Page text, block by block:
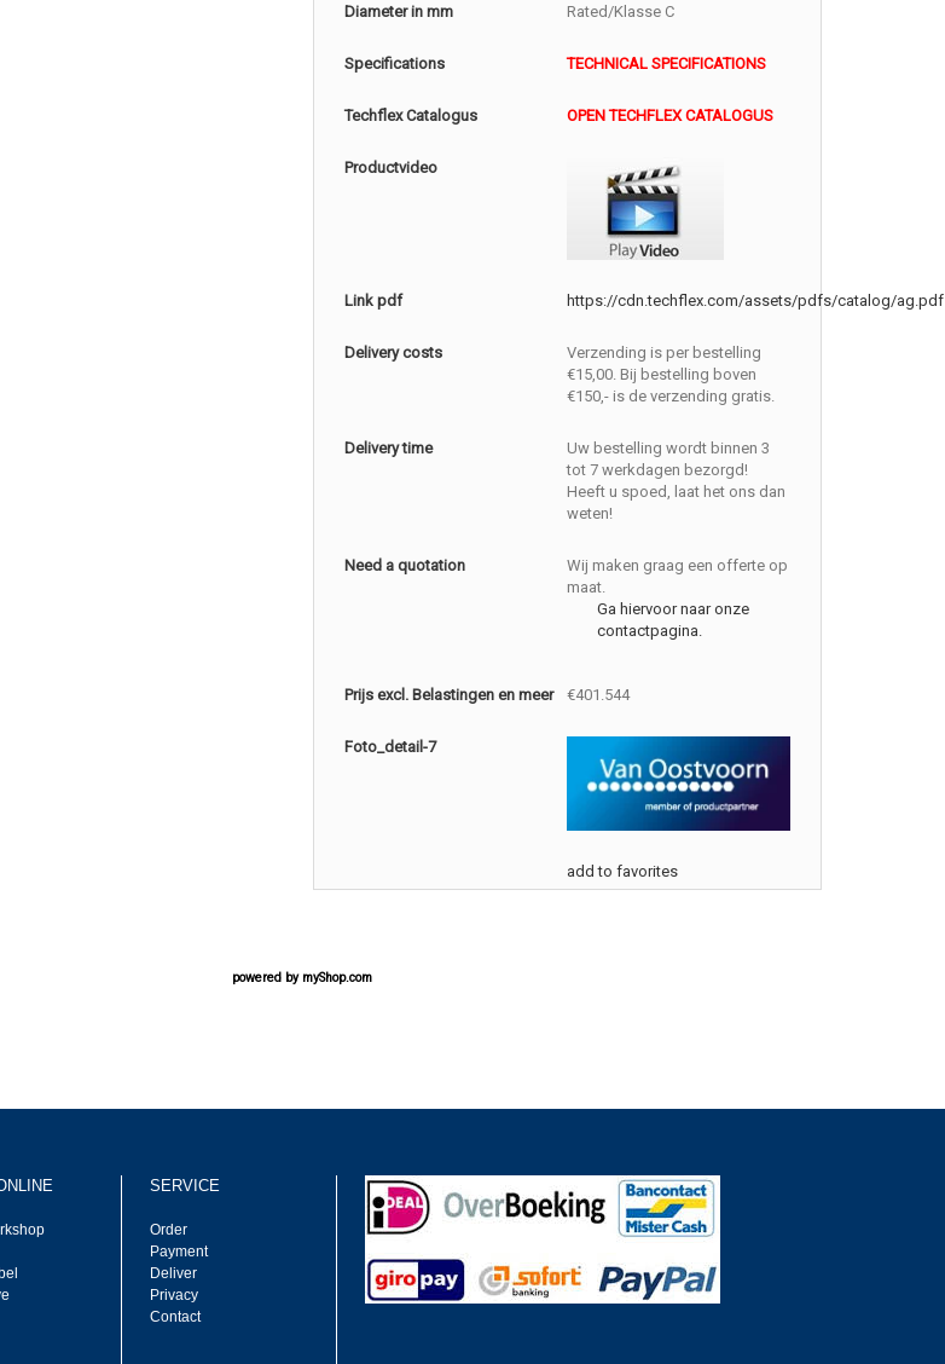
Diameter in mm Rated/Klasse C
Specifications TECHNICAL SPECIFICATIONS
Techflex Catalogus OPEN TECHFLEX CATALOGUS
Productvideo
Link pdf https://cdn.techflex.com/assets/pdfs/catalog/ag.pdf
Delivery costs
Verzending is per bestelling
€15,00. Bij bestelling boven
€150,- is de verzending gratis.
Delivery time
Uw bestelling wordt binnen 3
tot 7 werkdagen bezorgd!
Heeft u spoed, laat het ons dan
weten!
Need a quotation
Wij maken graag een offerte op
maat.
Ga hiervoor naar onze
contactpagina.
Prijs excl. Belastingen en meer €401.544
Foto_detail-7
add to favorites
powered by myShop.com
SERVICE
Order
Payment
Deliver
Privacy
Contact